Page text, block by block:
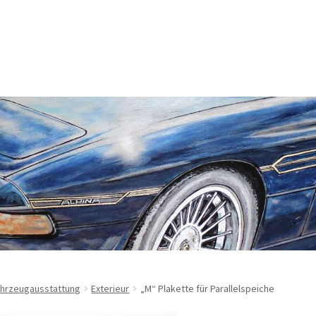
Echtheit von BewertungenEnable Cookies
KasseLieferungMein KontoSitemapStartseiteSuchbegriffe
Zahlungsarten
Exterieur „M“ Plakette für Parallelspeiche